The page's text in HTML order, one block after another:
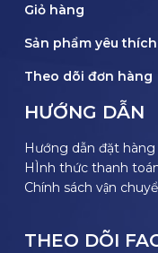
Giỏ hàng
Sản phẩm yêu thích
Theo dõi đơn hàng
HƯỚNG DẪN
Hướng dẫn đặt hàng
HÌnh thức thanh
Chính sách vận
THEO DÕI